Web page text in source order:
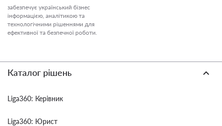
забезпечує український бізнес
інформацією, аналітикою та
технологічними рішеннями для
ефективної та безпечної роботи.
Каталог рішень
Liga360: Керівник
Liga360: Юрист